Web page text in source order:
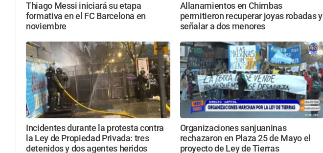
Thiago Messi iniciará su etapa
formativa en el FC Barcelona en
noviembre
Allanamientos en Chimbas
permitieron recuperar joyas robadas y
señalar a dos menores
Incidentes durante la protesta contra
la Ley de Propiedad Privada: tres
detenidos y dos agentes heridos
Organizaciones sanjuaninas
rechazaron en Plaza 25 de Mayo el
proyecto de Ley de Tierras